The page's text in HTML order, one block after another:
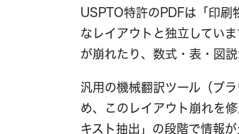
USPTO特許のPDFは「印刷
なレイアウトと独立してい
が崩れたり、数式・表・図
汎用の機械翻訳ツール（ブ
め、このレイアウト崩れを
キスト抽出」の段階で情報